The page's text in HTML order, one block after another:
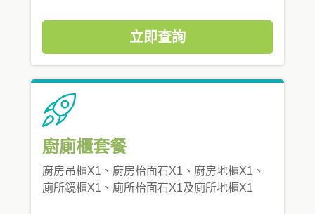
立即查詢
廚廁櫃套餐
廚房吊櫃X1、廚房枱面石X1、廚房地櫃X1、
廁所鏡櫃X1、廁所枱面石X1及廁所地櫃X1